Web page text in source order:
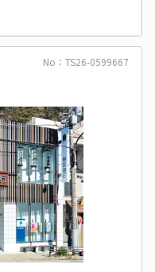
No：TS26-0599667